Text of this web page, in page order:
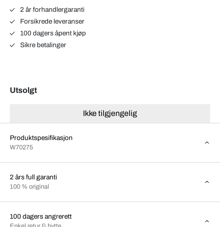
2 år forhandlergaranti
Forsikrede leveranser
100 dagers åpent kjøp
Sikre betalinger
Utsolgt
Ikke tilgjengelig
Produktspesifikasjon
W70275
2 års full garanti
100 % original
100 dagers angrerett